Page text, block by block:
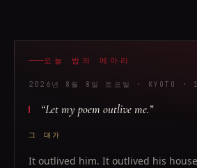
오늘 밤의 메아리
2026년 8월 8일 토요일 · KYOTO ·
“Let my poem outlive me.”
그 대가
It outlived him. It outlived his